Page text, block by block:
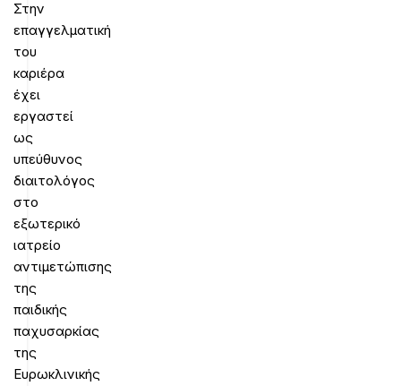
Στην
επαγγελματική
του
καριέρα
έχει
εργαστεί
ως
υπεύθυνος
διαιτολόγος
στο
εξωτερικό
ιατρείο
αντιμετώπισης
της
παιδικής
παχυσαρκίας
της
Ευρωκλινικής